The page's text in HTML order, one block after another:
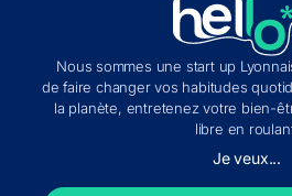
Nous sommes une start up
de faire changer vos habitudes
la planète, entretenez votre bien-
libre en
Je veux...